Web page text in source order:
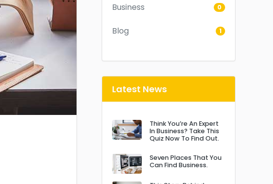
Business 0
Blog 1
Latest News
Think You’re An Expert
In Business? Take This
Quiz Now To Find Out.
Seven Places That You
Can Find Business.